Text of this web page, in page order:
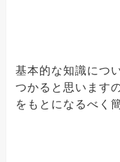
基本的な知識につ
つかると思います
をもとになるべく